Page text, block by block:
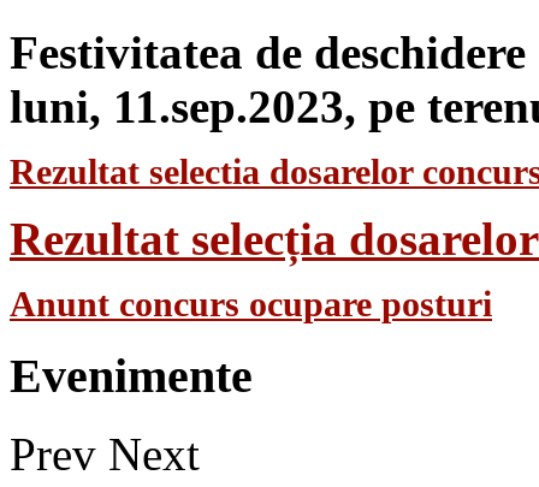
Festivitatea de
luni, 11.sep.2023, pe
Rezultat selectia dosarelor
Rezultat selecția
Anunt concurs ocupare posturi
Evenimente
Prev Next